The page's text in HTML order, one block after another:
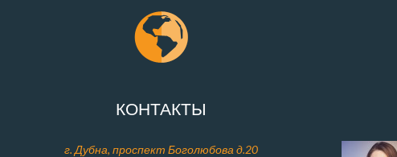
КОНТАКТЫ
г. Дубна, проспект Боголюбова д.20